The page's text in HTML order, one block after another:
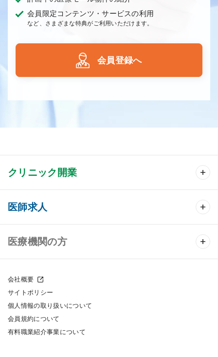
会員限定コンテンツ・サービスの利用
など、さまざまな特典がご利用いただけます。
会員登録へ
クリニック開業
クリニック開業 TOP
クリニック物件検索
クリニックの開業スタイル
クリニック開業までの流れ
開業支援事例
医師求人
医師求人 TOP
常勤求人検索
非常勤求人検索
スポット求人検索
医療機関の方
採用をお考えの医療機関の方
会社概要
サイトポリシー
個人情報の取り扱いについて
会員規約について
有料職業紹介事業について